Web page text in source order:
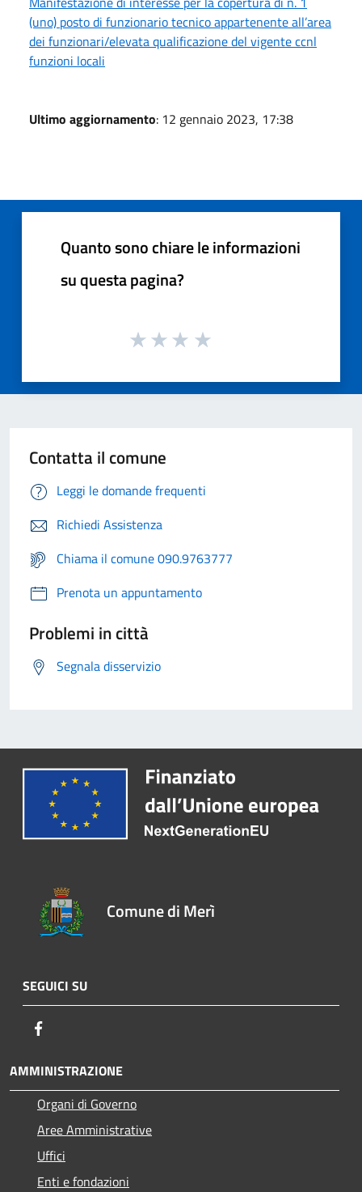
(uno) posto di funzionario tecnico appartenente all’area
dei funzionari/elevata qualificazione del vigente ccnl
funzioni locali
Ultimo aggiornamento: 12 gennaio 2023, 17:38
Quanto sono chiare le informazioni
su questa pagina?
Contatta il comune
Leggi le domande frequenti
Richiedi Assistenza
Chiama il comune 090.9763777
Prenota un appuntamento
Problemi in città
Segnala disservizio
Comune di Merì
SEGUICI SU
AMMINISTRAZIONE
Organi di Governo
Aree Amministrative
Uffici
Enti e fondazioni